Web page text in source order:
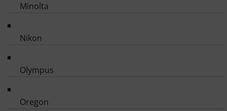
Minolta
Nikon
Olympus
Oregon